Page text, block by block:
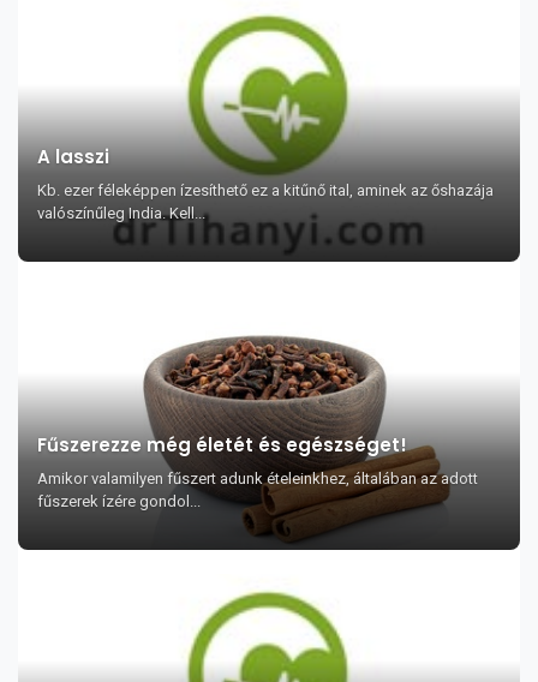
A lasszi
Kb. ezer féleképpen ízesíthető ez a kitűnő ital, aminek az őshazája
valószínűleg India. Kell...
Fűszerezze még életét és egészséget!
Amikor valamilyen fűszert adunk ételeinkhez, általában az adott
fűszerek ízére gondol...